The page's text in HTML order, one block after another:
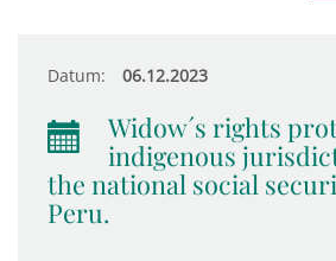
Datum: 06.12.2023
Widow´s rights
indigenous
the national social
Peru.